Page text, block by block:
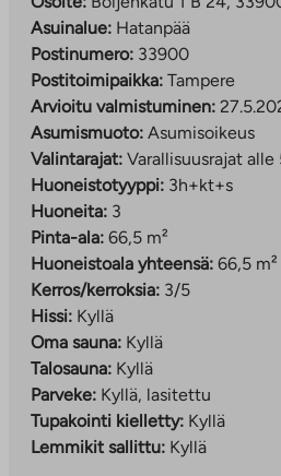
Asuinalue: Hatanpää
Postinumero: 33900
Postitoimipaikka: Tampere
Arvioitu valmistuminen:
Asumismuoto: Asumisoikeus
Valintarajat: Varallisuusrajat
Huoneistotyyppi: 3h+kt+s
Huoneita: 3
Pinta-ala: 66,5 m²
Huoneistoala yhteensä: 66,5 m²
Kerros/kerroksia: 3/5
Hissi: Kyllä
Oma sauna: Kyllä
Talosauna: Kyllä
Parveke: Kyllä, lasitettu
Tupakointi kielletty: Kyllä
Lemmikit sallittu: Kyllä